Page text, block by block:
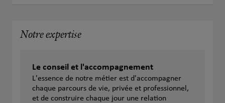
Notre expertise
Le conseil et l'accompagnement
L'essence de notre métier est d'accompagner
chaque parcours de vie, privée et professionnel,
et de construire chaque jour une relation